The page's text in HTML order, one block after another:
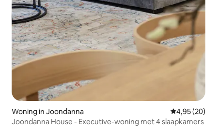
Woning in Joondanna Gemiddelde
4,95 (20)
Joondanna House - Executive-woning met 4 slaapkamers